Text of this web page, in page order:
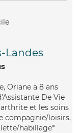
Landes
Oriane a 8 ans
De Vie
et les soins
compagnie/loisirs,
habillage*